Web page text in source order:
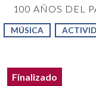
100 AÑOS DEL
MÚSICA
Estado del evento
Estado:
Finalizado